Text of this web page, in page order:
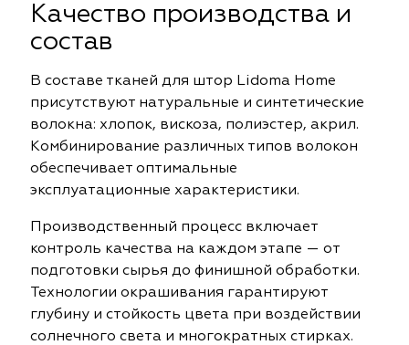
Качество производства и
состав
В составе тканей для штор Lidoma Home
присутствуют натуральные и синтетические
волокна: хлопок, вискоза, полиэстер, акрил.
Комбинирование различных типов волокон
обеспечивает оптимальные
эксплуатационные характеристики.
Производственный процесс включает
контроль качества на каждом этапе — от
подготовки сырья до финишной обработки.
Технологии окрашивания гарантируют
глубину и стойкость цвета при воздействии
солнечного света и многократных стирках.